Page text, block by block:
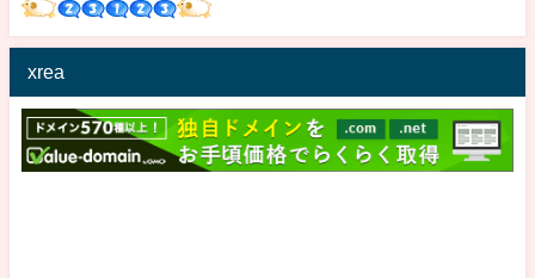
xrea